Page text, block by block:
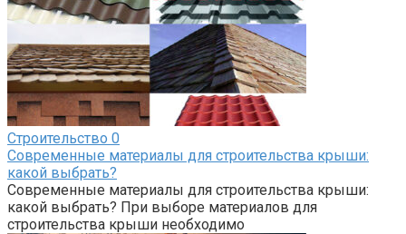
Строительство 0
Современные материалы для строительства крыши:
какой выбрать?
Современные материалы для строительства крыши:
какой выбрать? При выборе материалов для
строительства крыши необходимо